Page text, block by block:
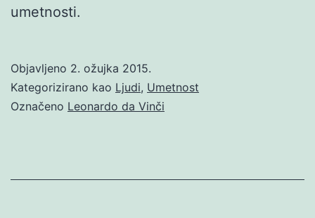
umetnosti.
Objavljeno 2. ožujka 2015.
Kategorizirano kao Ljudi, Umetnost
Označeno Leonardo da Vinči